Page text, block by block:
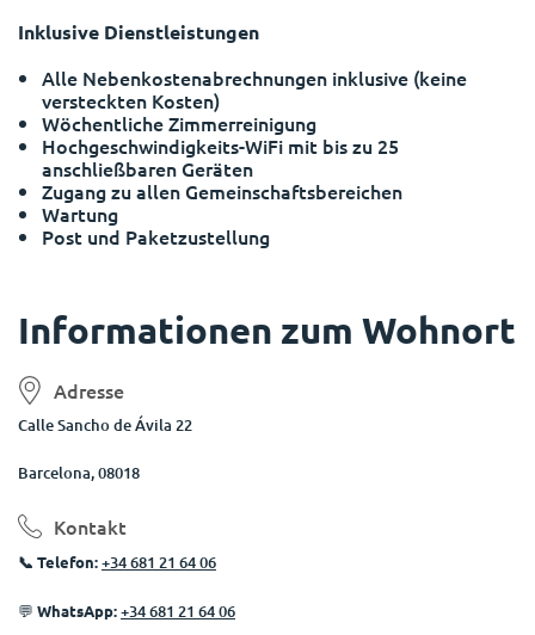
Informationen zum Wohnort
Adresse
Calle Sancho de Ávila 22
Barcelona, 08018
Kontakt
📞 Telefon:+34 681 21 64 06
💬 WhatsApp:+34 681 21 64 06
Inklusive Dienstleistungen
Alle Nebenkostenabrechnungen inklusive (keine
versteckten Kosten)
Wöchentliche Zimmerreinigung
Hochgeschwindigkeits-WiFi mit bis zu 25
anschließbaren Geräten
Zugang zu allen Gemeinschaftsbereichen
Wartung
Post und Paketzustellung